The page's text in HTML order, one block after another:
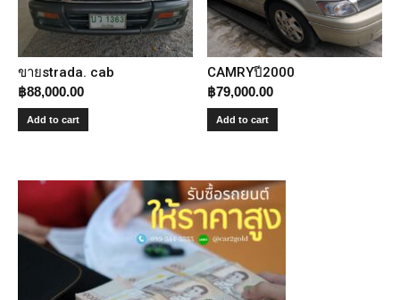
ขายstrada. cab
฿88,000.00
Add to cart
CAMRYปี2000
฿79,000.00
Add to cart